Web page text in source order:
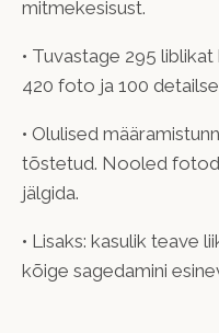
mitmekesisust.
• Tuvastage 295
420 foto ja 100
• Olulised
tõstetud. Nooled
jälgida.
• Lisaks: kasulik teave
kõige sagedamini